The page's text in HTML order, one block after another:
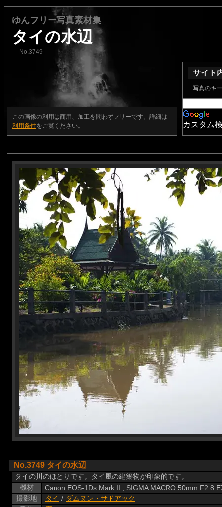
ゆんフリー写真素材集
タイの水辺
No.3749
この画像の利用は商用、加工を問わずフリーです。詳細は
利用条件をご覧ください。
サイト
写真のキ
カスタム
No.3749 タイの水辺
タイの川のほとりです。タイ風の建築物が印象的です。
機材
Canon EOS-1Ds Mark II , SIGMA MACRO 50mm F2.8
撮影地
タイ / ダムヌン・サドアック